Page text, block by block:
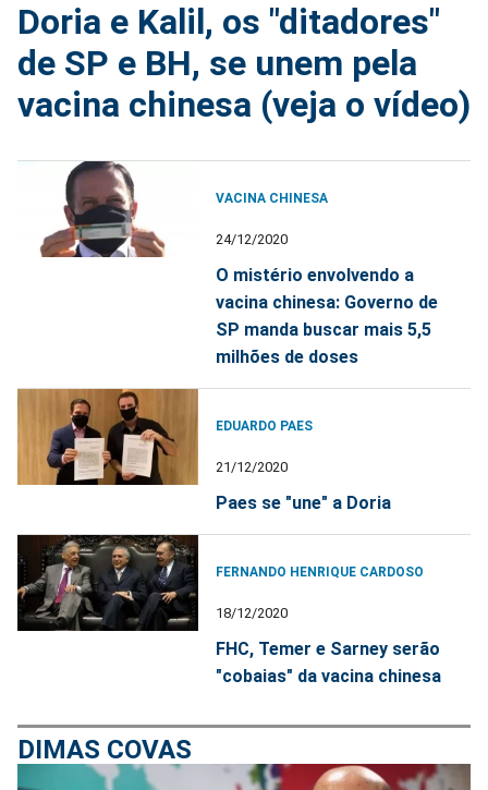
Doria e Kalil, os "ditadores"
de SP e BH, se unem pela
vacina chinesa (veja o vídeo)
VACINA CHINESA
24/12/2020
O mistério envolvendo a
vacina chinesa: Governo de
SP manda buscar mais 5,5
milhões de doses
EDUARDO PAES
21/12/2020
Paes se "une" a Doria
FERNANDO HENRIQUE CARDOSO
18/12/2020
FHC, Temer e Sarney serão
"cobaias" da vacina chinesa
DIMAS COVAS